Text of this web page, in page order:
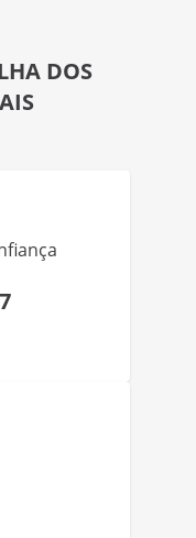
DOS